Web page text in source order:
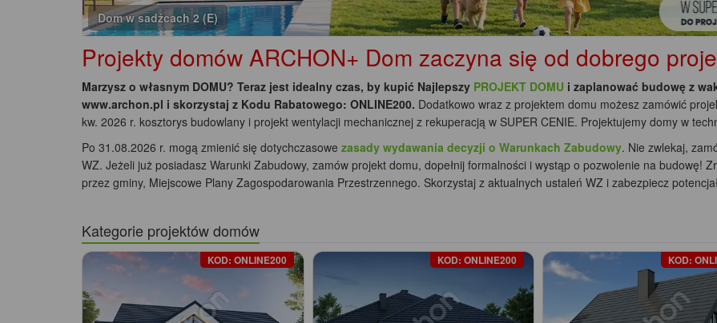
Projekty domów ARCHON+ Dom zaczyna się od dobrego
Marzysz o własnym DOMU? Teraz jest idealny czas, by kupić Najlepszy PROJEKT DOMU i zaplanować budowę z
www.archon.pl i skorzystaj z Kodu Rabatowego: ONLINE200. Dodatkowo wraz z projektem domu możesz zamówić
kw. 2026 r. kosztorys budowlany i projekt wentylacji mechanicznej z rekuperacją w SUPER CENIE. Projektujemy domy w
Po 31.08.2026 r. mogą zmienić się dotychczasowe zasady wydawania decyzji o Warunkach Zabudowy. Nie zwlekaj,
WZ. Jeżeli już posiadasz Warunki Zabudowy, zamów projekt domu, dopełnij formalności i wystąp o pozwolenie na budowę!
przez gminy, Miejscowe Plany Zagospodarowania Przestrzennego. Skorzystaj z aktualnych ustaleń WZ i zabezpiecz
Kategorie projektów domów
KOD: ONLINE200 KOD: ONLINE200 KOD: